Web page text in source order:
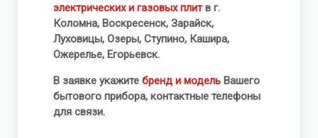
электрических и газовых плитв г.
Коломна, Воскресенск, Зарайск,
Луховицы, Озеры, Ступино, Кашира,
Ожерелье, Егорьевск.
В заявке укажите бренд и модель Вашего
бытового прибора, контактные телефоны
для связи.